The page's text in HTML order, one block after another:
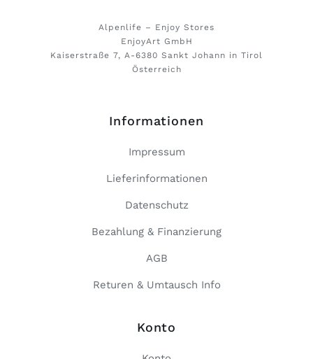
Alpenlife – Enjoy Stores
EnjoyArt GmbH
Kaiserstraße 7, A-6380 Sankt Johann in Tirol
Österreich
Informationen
Impressum
Lieferinformationen
Datenschutz
Bezahlung & Finanzierung
AGB
Returen & Umtausch Info
Konto